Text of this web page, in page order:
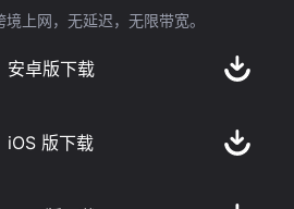
上网，无延迟，无限带宽。
安卓版下载
iOS 版下载